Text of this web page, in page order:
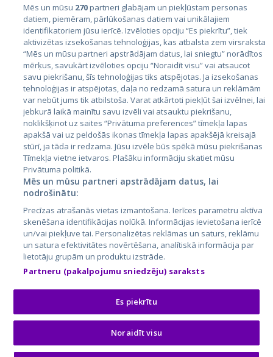
Valstis
Igaunija
Latvija
Lietuva
City24.lv
City24.ee
GetaPro.lv
GetaPro.ee
Skelbiu.lt
Autoplius.lt
Aruodas.lt
CVbankas.lt
Kainos.lt
Paslaugos.lt
auto24.ee
Osta.ee
KuldneBörs.ee
© 2026 GetaPro. Visas tiesības aizsargātas.
Mēs un mūsu 270partneri glabājam un piekļūstam personas
datiem, piemēram, pārlūkošanas datiem vai unikālajiem
identifikatoriem jūsu ierīcē. Izvēloties opciju “Es piekrītu”, tiek
aktivizētas izsekošanas tehnoloģijas, kas atbalsta zem virsraksta
“Mēs un mūsu partneri apstrādājam datus, lai sniegtu” norādītos
mērķus, savukārt izvēloties opciju “Noraidīt visu” vai atsaucot
savu piekrišanu, šīs tehnoloģijas tiks atspējotas. Ja izsekošanas
tehnoloģijas ir atspējotas, daļa no redzamā satura un reklāmām
var nebūt jums tik atbilstoša. Varat atkārtoti piekļūt šai izvēlnei, lai
jebkurā laikā mainītu savu izvēli vai atsauktu piekrišanu,
noklikšķinot uz saites “Privātuma preferences” tīmekļa lapas
apakšā vai uz peldošās ikonas tīmekļa lapas apakšējā kreisajā
stūrī, ja tāda ir redzama. Jūsu izvēle būs spēkā mūsu piekrišanas
Tīmekļa vietne ietvaros. Plašāku informāciju skatiet mūsu
Privātuma politikā.
Mēs un mūsu partneri apstrādājam datus, lai
nodrošinātu:
Precīzas atrašanās vietas izmantošana. Ierīces parametru aktīva
skenēšana identifikācijas nolūkā. Informācijas ievietošana ierīcē
un/vai piekļuve tai. Personalizētas reklāmas un saturs, reklāmu
un satura efektivitātes novērtēšana, analītiskā informācija par
lietotāju grupām un produktu izstrāde.
Partneru (pakalpojumu sniedzēju) saraksts
Es piekrītu
Noraidīt visu